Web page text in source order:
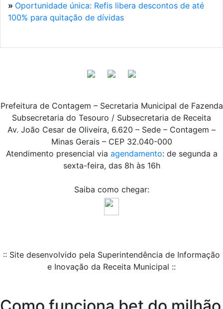
» Oportunidade única: Refis libera descontos de até
100% para quitação de dívidas
Prefeitura de Contagem – Secretaria Municipal de Fazenda
Subsecretaria do Tesouro / Subsecretaria de Receita
Av. João Cesar de Oliveira, 6.620 – Sede – Contagem –
Minas Gerais – CEP 32.040-000
Atendimento presencial via agendamento: de segunda a
sexta-feira, das 8h às 16h
Saiba como chegar:
:: Site desenvolvido pela Superintendência de Informação
e Inovação da Receita Municipal ::